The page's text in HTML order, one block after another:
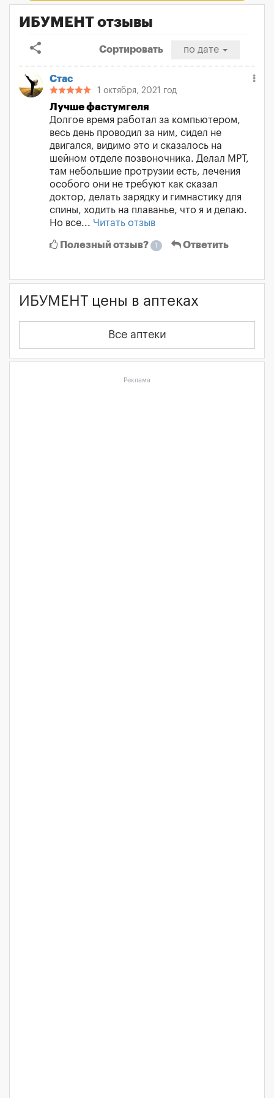
ИБУМЕНТ отзывы
share
Сортировать по дате
Стас
1 октября, 2021 год
Лучше фастумгеля
Долгое время работал за компьютером,
весь день проводил за ним, сидел не
двигался, видимо это и сказалось на
шейном отделе позвоночника. Делал МРТ,
там небольшие протрузии есть, лечения
особого они не требуют как сказал
доктор, делать зарядку и гимнастику для
спины, ходить на плаванье, что я и делаю.
Но все... Читать отзыв
Полезный отзыв? 1 Ответить
ИБУМЕНТ цены в аптеках
Все аптеки
Реклама